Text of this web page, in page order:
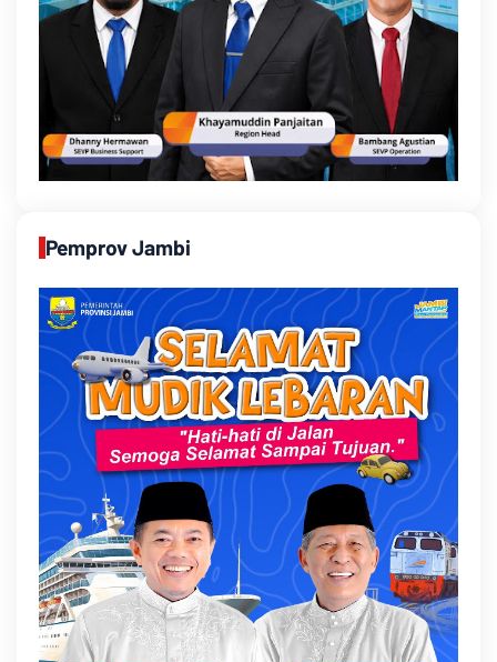
Pemprov Jambi